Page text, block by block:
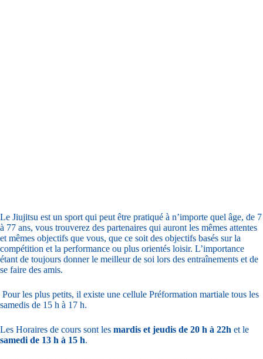
Le Jiujitsu est un sport qui peut être pratiqué à n’importe quel âge, de 7
à 77 ans, vous trouverez des partenaires qui auront les mêmes attentes
et mêmes objectifs que vous, que ce soit des objectifs basés sur la
compétition et la performance ou plus orientés loisir. L’importance
étant de toujours donner le meilleur de soi lors des entraînements et de
se faire des amis.
Pour les plus petits, il existe une cellule Préformation martiale tous les
samedis de 15 h à 17 h.
Les Horaires de cours sont les mardis et jeudis de 20 h à 22h et le
samedi de 13 h à 15 h.